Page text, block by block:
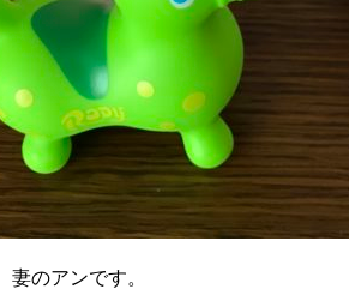
のアンです。